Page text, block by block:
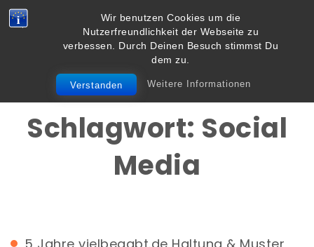
Wir benutzen Cookies um die
Nutzerfreundlichkeit der Webseite zu
verbessen. Durch Deinen Besuch stimmst Du
dem zu.
Verstanden Weitere Informationen
Skip to content
Vielbegabt.de
Toggle
navigation
Schlagwort: Social
Media